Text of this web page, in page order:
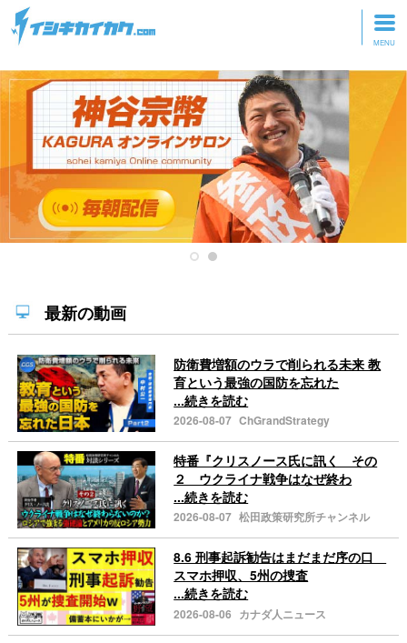
トップページ
動画を見る
記事を読む
セミナーに参加
研修・ツアーに参加
最新の動画
防衛費増額のウラで削られる未来 教
育という最強の国防を忘れた
...続きを読む
2026-08-07 ChGrandStrategy
特番『クリスノース氏に訊く その
２ ウクライナ戦争はなぜ終わ
...続きを読む
2026-08-07 松田政策研究所チャンネル
8.6 刑事起訴勧告はまだまだ序の口
スマホ押収、5州の捜査
...続きを読む
2026-08-06 カナダ人ニュース